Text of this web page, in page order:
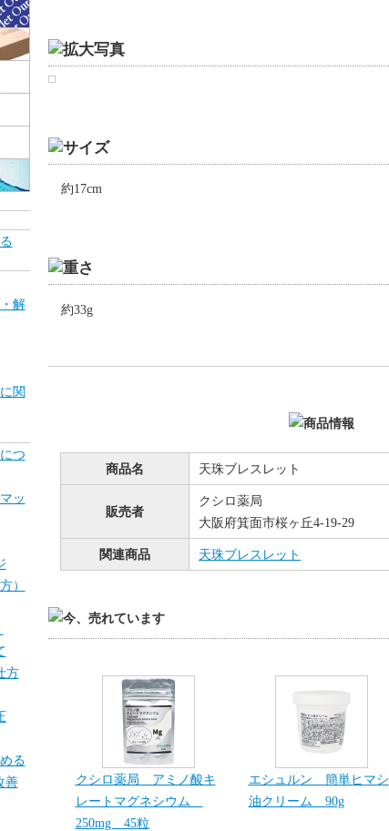
約17cm
約33g
商品名 天珠ブレスレット
販売者
クシロ薬局
大阪府箕面市桜ヶ丘4-19-29
関連商品 天珠ブレスレット
クシロ薬局 アミノ酸キ
レートマグネシウム
250mg 45粒
エシュルン 簡単ヒマシ
油クリーム 90g